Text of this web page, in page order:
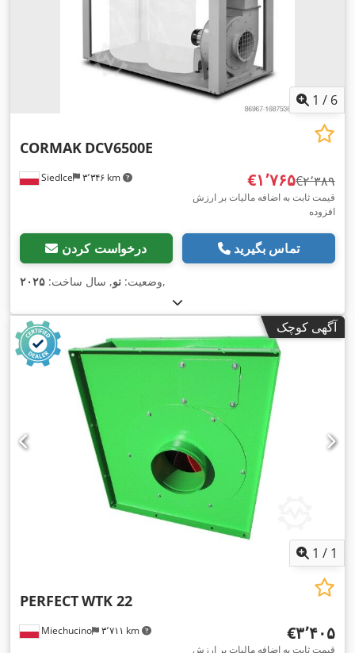
1 / 6
Siedlce ۳٬۳۴۶ km
CORMAK DCV6500E
‎€۱٬۷۶۵ ‎€۲٬۳۸۹
قیمت ثابت به اضافه مالیات بر ارزش
افزوده
درخواست کردن تماس بگیرید
وضعیت: نو, سال ساخت: ۲۰۲۵ ,
آگهی کوچک
1 / 1
Miechucino ۳٬۷۱۱ km
PERFECTWTK 22
‎€۳٬۴۰۵
قیمت ثابت به اضافه مالیات بر ارزش